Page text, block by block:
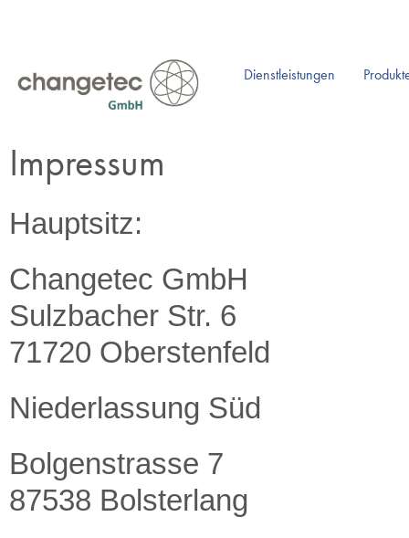
Navigation
Dienstleistungen
Impressum
Hauptsitz:
Changetec GmbH
Sulzbacher Str. 6
71720 Oberstenfeld
Niederlassung Süd
Bolgenstrasse 7
87538 Bolsterlang